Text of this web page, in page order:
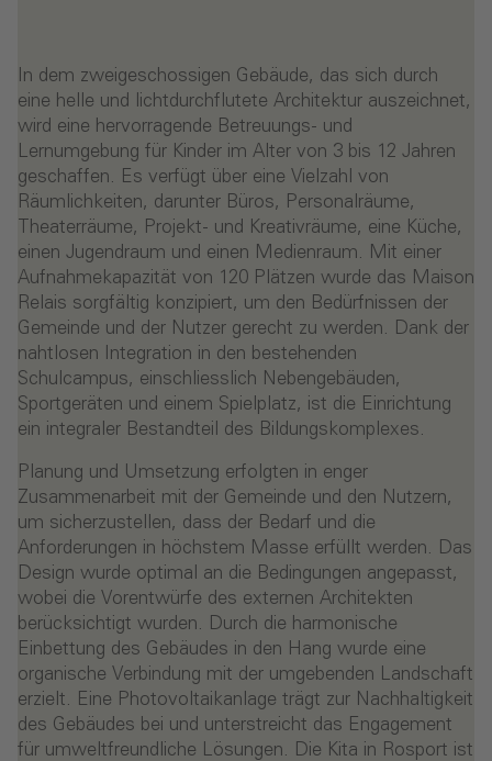
In dem zweigeschossigen Gebäude, das sich durch
eine helle und lichtdurchflutete Architektur auszeichnet,
wird eine hervorragende Betreuungs- und
Lernumgebung für Kinder im Alter von 3 bis 12 Jahren
geschaffen. Es verfügt über eine Vielzahl von
Räumlichkeiten, darunter Büros, Personalräume,
Theaterräume, Projekt- und Kreativräume, eine Küche,
einen Jugendraum und einen Medienraum. Mit einer
Aufnahmekapazität von 120 Plätzen wurde das Maison
Relais sorgfältig konzipiert, um den Bedürfnissen der
Gemeinde und der Nutzer gerecht zu werden. Dank der
nahtlosen Integration in den bestehenden
Schulcampus, einschliesslich Nebengebäuden,
Sportgeräten und einem Spielplatz, ist die Einrichtung
ein integraler Bestandteil des Bildungskomplexes.
Planung und Umsetzung erfolgten in enger
Zusammenarbeit mit der Gemeinde und den Nutzern,
um sicherzustellen, dass der Bedarf und die
Anforderungen in höchstem Masse erfüllt werden. Das
Design wurde optimal an die Bedingungen angepasst,
wobei die Vorentwürfe des externen Architekten
berücksichtigt wurden. Durch die harmonische
Einbettung des Gebäudes in den Hang wurde eine
organische Verbindung mit der umgebenden Landschaft
erzielt. Eine Photovoltaikanlage trägt zur Nachhaltigkeit
des Gebäudes bei und unterstreicht das Engagement
für umweltfreundliche Lösungen. Die Kita in Rosport ist